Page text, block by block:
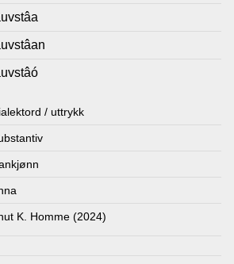
/ uttrykk
K. Homme (2024)